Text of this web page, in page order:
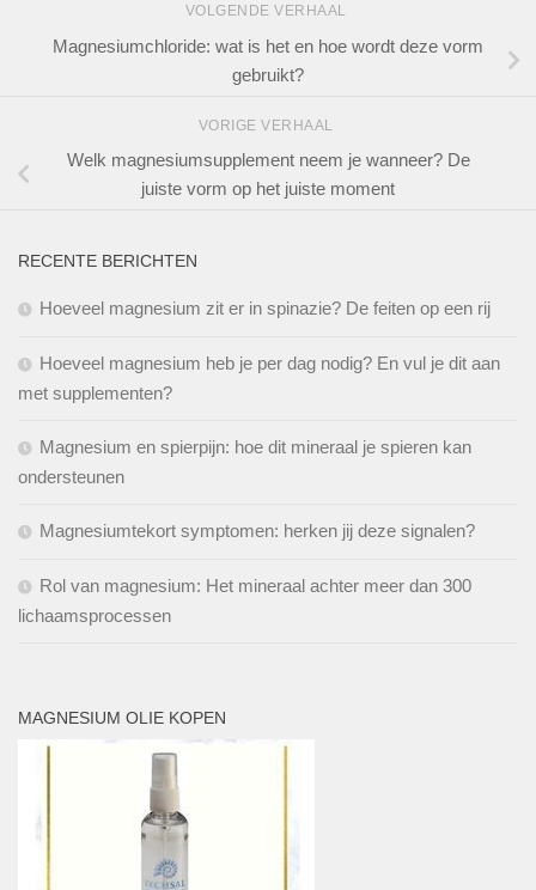
VOLGENDE VERHAAL
Magnesiumchloride: wat is het en hoe wordt deze vorm
gebruikt?
VORIGE VERHAAL
Welk magnesiumsupplement neem je wanneer? De
juiste vorm op het juiste moment
RECENTE BERICHTEN
Hoeveel magnesium zit er in spinazie? De feiten op een rij
Hoeveel magnesium heb je per dag nodig? En vul je dit aan
met supplementen?
Magnesium en spierpijn: hoe dit mineraal je spieren kan
ondersteunen
Magnesiumtekort symptomen: herken jij deze signalen?
Rol van magnesium: Het mineraal achter meer dan 300
lichaamsprocessen
MAGNESIUM OLIE KOPEN